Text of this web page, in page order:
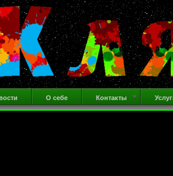
О себе Контакты